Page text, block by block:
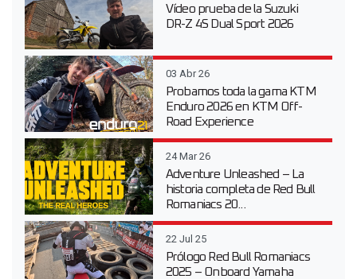
Vídeo prueba de la Suzuki
DR-Z 4S Dual Sport 2026
03 Abr 26
Probamos toda la gama KTM
Enduro 2026 en KTM Off-
Road Experience
24 Mar 26
Adventure Unleashed – La
historia completa de Red Bull
Romaniacs 20...
22 Jul 25
Prólogo Red Bull Romaniacs
2025 – Onboard Yamaha